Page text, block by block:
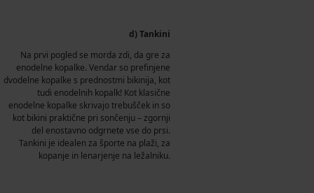
d) Tankini
Na prvi pogled se morda zdi, da gre za
enodelne kopalke. Vendar so prefinjene
dvodelne kopalke s prednostmi bikinija, kot
tudi enodelnih kopalk! Kot klasične
enodelne kopalke skrivajo trebušček in so
kot bikini praktične pri sončenju – zgornji
del enostavno odgrnete vse do prsi.
Tankini je idealen za športe na plaži, za
kopanje in lenarjenje na ležalniku.